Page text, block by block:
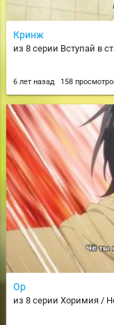
Кринж
из 8 серии Вступай в
6 лет назад 158
Ор
из 8 серии Хоримия /